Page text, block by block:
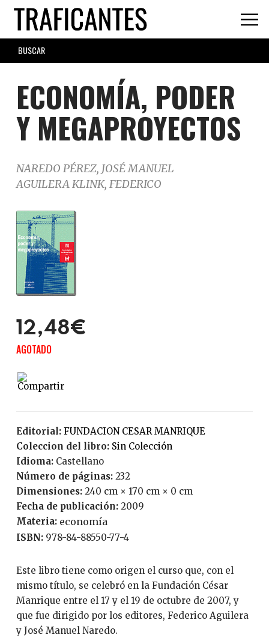
Skip
main
content
SEARCH
FORM
ECONOMÍA, PODER
Y MEGAPROYECTOS
NAREDO PÉREZ, JOSÉ MANUEL
AGUILERA KLINK, FEDERICO
12,48€
AGOTADO
Editorial:
FUNDACION CESAR MANRIQUE
Coleccion del libro:
Sin Colección
Idioma:
Castellano
Número de páginas:
232
Dimensiones: 240 cm × 170 cm × 0 cm
Fecha de publicación:
2009
Materia: economía
ISBN: 978-84-88550-77-4
Este libro tiene como origen el curso que, con el
mismo título, se celebró en la Fundación César
Manrique entre el 17 y el 19 de octubre de 2007, y
que fue dirigido por los editores, Federico Aguilera
y José Manuel Naredo.